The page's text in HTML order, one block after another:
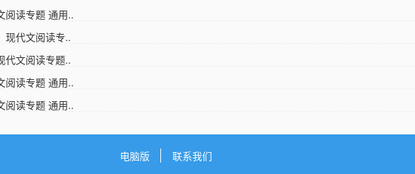
阅读专题 通用..
现代文阅读专..
代文阅读专题..
阅读专题 通用..
阅读专题 通用..
电脑版 联系我们